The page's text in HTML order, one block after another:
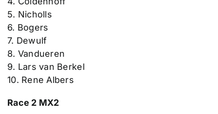
5. Nicholls
6. Bogers
7. Dewulf
8. Vandueren
9. Lars van Berkel
10. Rene Albers
Race 2 MX2